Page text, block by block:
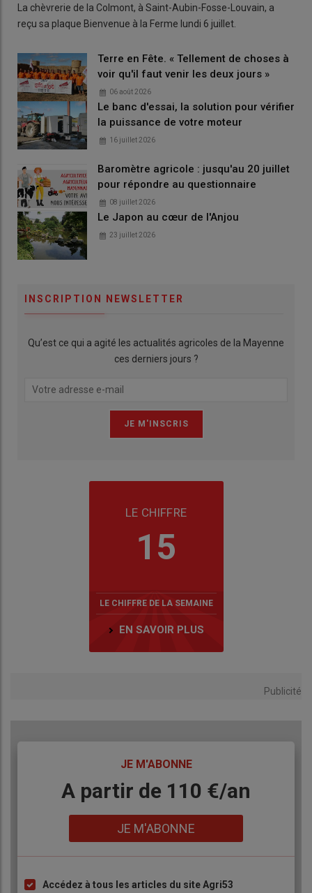
La chèvrerie de la Colmont, à Saint-Aubin-Fosse-Louvain, a
reçu sa plaque Bienvenue à la Ferme lundi 6 juillet.
Terre en Fête. « Tellement de choses à
voir qu'il faut venir les deux jours »
06 août 2026
Le banc d'essai, la solution pour vérifier
la puissance de votre moteur
16 juillet 2026
Baromètre agricole : jusqu'au 20 juillet
pour répondre au questionnaire
08 juillet 2026
Le Japon au cœur de l'Anjou
23 juillet 2026
INSCRIPTION NEWSLETTER
Qu’est ce qui a agité les actualités agricoles de la Mayenne
ces derniers jours ?
LE CHIFFRE
15
LE CHIFFRE DE LA SEMAINE
EN SAVOIR PLUS
Publicité
JE M'ABONNE
BodyA partir de 110 €/an
JE M'ABONNE
ListeAccédez à tous les articles du site Agri53